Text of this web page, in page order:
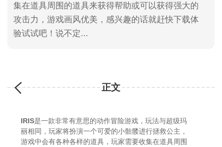
集在道具周围的道具来获得帮助或可以获得强大的
攻击力，游戏画风优美，感兴趣的话就赶快下载体
验试试吧！说不定...
正文
IRIS是一款非常有意思的动作冒险游戏，玩法与超级玛
丽相同，玩家将扮演一个可爱的小骷髅进行拯救公主，
游戏中会有各种各样的道具，玩家需要收集在道具周围